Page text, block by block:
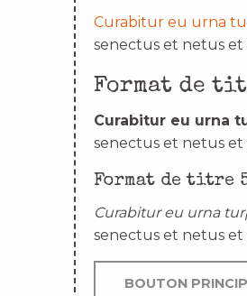
Curabitur eu urna
senectus et netus et
Format de
Curabitur eu urna
senectus et netus et
Format de titre
Curabitur eu urna
senectus et netus et
BOUTON